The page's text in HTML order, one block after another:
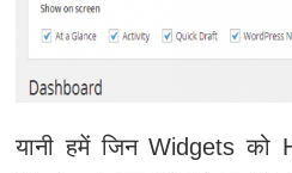
यानी हमें जिन Widgets को